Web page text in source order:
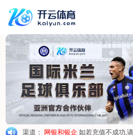
首页
关于我们
企业概况
荣誉资质
合作伙伴
产品中心
烤箱纸
蜡纸
防油纸
蛋糕杯纸